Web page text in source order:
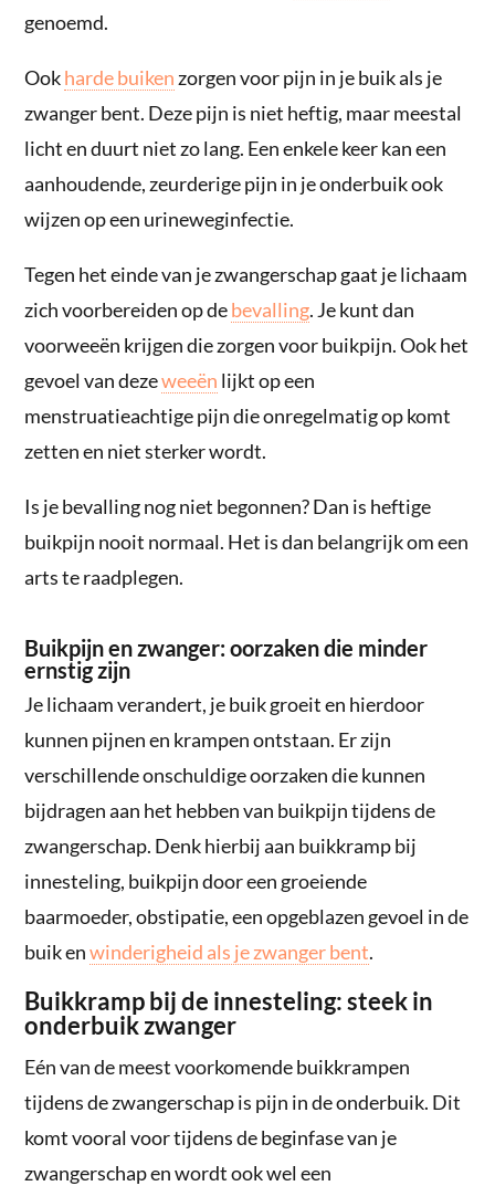
genoemd.
Ookharde buiken zorgen voor pijn in je buik als je
zwanger bent. Deze pijn is niet heftig, maar meestal
licht en duurt niet zo lang. Een enkele keer kan een
aanhoudende, zeurderige pijn in je onderbuik ook
wijzen op een urineweginfectie.
Tegen het einde van je zwangerschap gaat je lichaam
zich voorbereiden op debevalling. Je kunt dan
voorweeën krijgen die zorgen voor buikpijn. Ook het
gevoel van dezeweeën lijkt op een
menstruatieachtige pijn die onregelmatig op komt
zetten en niet sterker wordt.
Is je bevalling nog niet begonnen? Dan is heftige
buikpijn nooit normaal. Het is dan belangrijk om een
arts te raadplegen.
Buikpijn en zwanger: oorzaken die minder
ernstig zijn
Je lichaam verandert, je buik groeit en hierdoor
kunnen pijnen en krampen ontstaan. Er zijn
verschillende onschuldige oorzaken die kunnen
bijdragen aan het hebben van buikpijn tijdens de
zwangerschap. Denk hierbij aan buikkramp bij
innesteling, buikpijn door een groeiende
baarmoeder, obstipatie, een opgeblazen gevoel in de
buik enwinderigheid als je zwanger bent.
Buikkramp bij de innesteling: steek in
onderbuik zwanger
Eén van de meest voorkomende buikkrampen
tijdens de zwangerschap is pijn in de onderbuik. Dit
komt vooral voor tijdens de beginfase van je
zwangerschap en wordt ook wel een